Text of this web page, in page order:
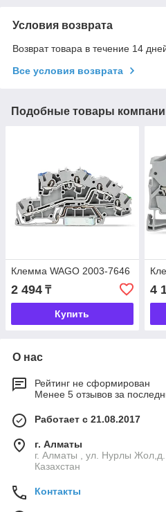
Условия возврата
Возврат товара в течение 14
Все условия возврата
Подобные товары
Клемма WAGO 2003-7646
2 494 ₸
Купить
4
О нас
Рейтинг не сформирован
Менее 5 отзывов за
Работает с 21.08.2017
г. Алматы
г. Алматы , ул. Нурлы
Казахстан
Контакты